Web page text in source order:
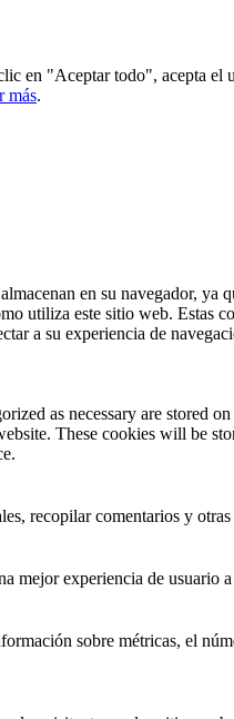
en "Aceptar todo", acepta
más.
en su navegador, ya
utiliza este sitio web. Estas
a su experiencia de
as necessary are stored
These cookies will be
recopilar comentarios y
mejor experiencia de usuario
sobre métricas, el